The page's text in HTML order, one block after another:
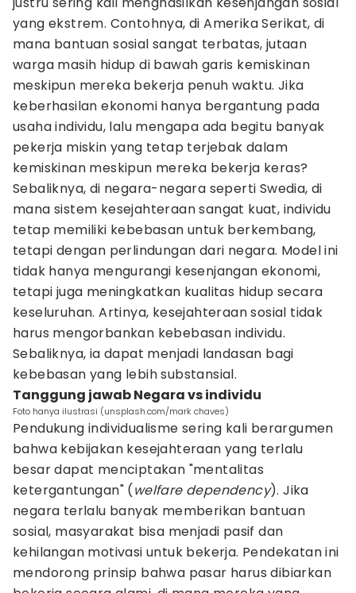
yang ekstrem. Contohnya, di Amerika Serikat, di
mana bantuan sosial sangat terbatas, jutaan
warga masih hidup di bawah garis kemiskinan
meskipun mereka bekerja penuh waktu. Jika
keberhasilan ekonomi hanya bergantung pada
usaha individu, lalu mengapa ada begitu banyak
pekerja miskin yang tetap terjebak dalam
kemiskinan meskipun mereka bekerja keras?
Sebaliknya, di negara-negara seperti Swedia, di
mana sistem kesejahteraan sangat kuat, individu
tetap memiliki kebebasan untuk berkembang,
tetapi dengan perlindungan dari negara. Model ini
tidak hanya mengurangi kesenjangan ekonomi,
tetapi juga meningkatkan kualitas hidup secara
keseluruhan. Artinya, kesejahteraan sosial tidak
harus mengorbankan kebebasan individu.
Sebaliknya, ia dapat menjadi landasan bagi
kebebasan yang lebih substansial.
Tanggung jawab Negara vs individu
Foto hanya ilustrasi (unsplash.com/mark chaves)
Pendukung individualisme sering kali berargumen
bahwa kebijakan kesejahteraan yang terlalu
besar dapat menciptakan "mentalitas
ketergantungan" (welfare dependency). Jika
negara terlalu banyak memberikan bantuan
sosial, masyarakat bisa menjadi pasif dan
kehilangan motivasi untuk bekerja. Pendekatan ini
mendorong prinsip bahwa pasar harus dibiarkan